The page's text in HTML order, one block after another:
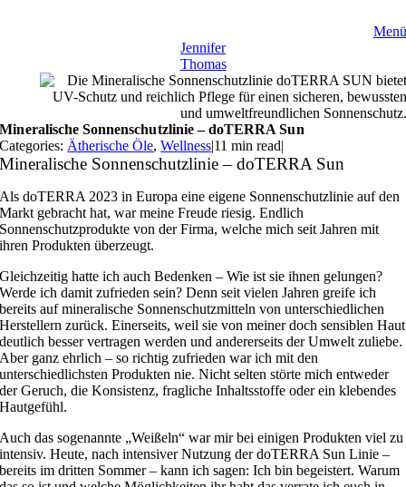
Menü
Jennifer
Thomas
Mineralische Sonnenschutzlinie – doTERRA Sun
Categories: Ätherische Öle,Wellness|11 min read|
Mineralische Sonnenschutzlinie – doTERRA Sun
Als doTERRA 2023 in Europa eine eigene Sonnenschutzlinie auf den
Markt gebracht hat, war meine Freude riesig. Endlich
Sonnenschutzprodukte von der Firma, welche mich seit Jahren mit
ihren Produkten überzeugt.
Gleichzeitig hatte ich auch Bedenken – Wie ist sie ihnen gelungen?
Werde ich damit zufrieden sein? Denn seit vielen Jahren greife ich
bereits auf mineralische Sonnenschutzmitteln von unterschiedlichen
Herstellern zurück. Einerseits, weil sie von meiner doch sensiblen Haut
deutlich besser vertragen werden und andererseits der Umwelt zuliebe.
Aber ganz ehrlich – so richtig zufrieden war ich mit den
unterschiedlichsten Produkten nie. Nicht selten störte mich entweder
der Geruch, die Konsistenz, fragliche Inhaltsstoffe oder ein klebendes
Hautgefühl.
Auch das sogenannte „Weißeln“ war mir bei einigen Produkten viel zu
intensiv. Heute, nach intensiver Nutzung der doTERRA Sun Linie –
bereits im dritten Sommer – kann ich sagen: Ich bin begeistert. Warum